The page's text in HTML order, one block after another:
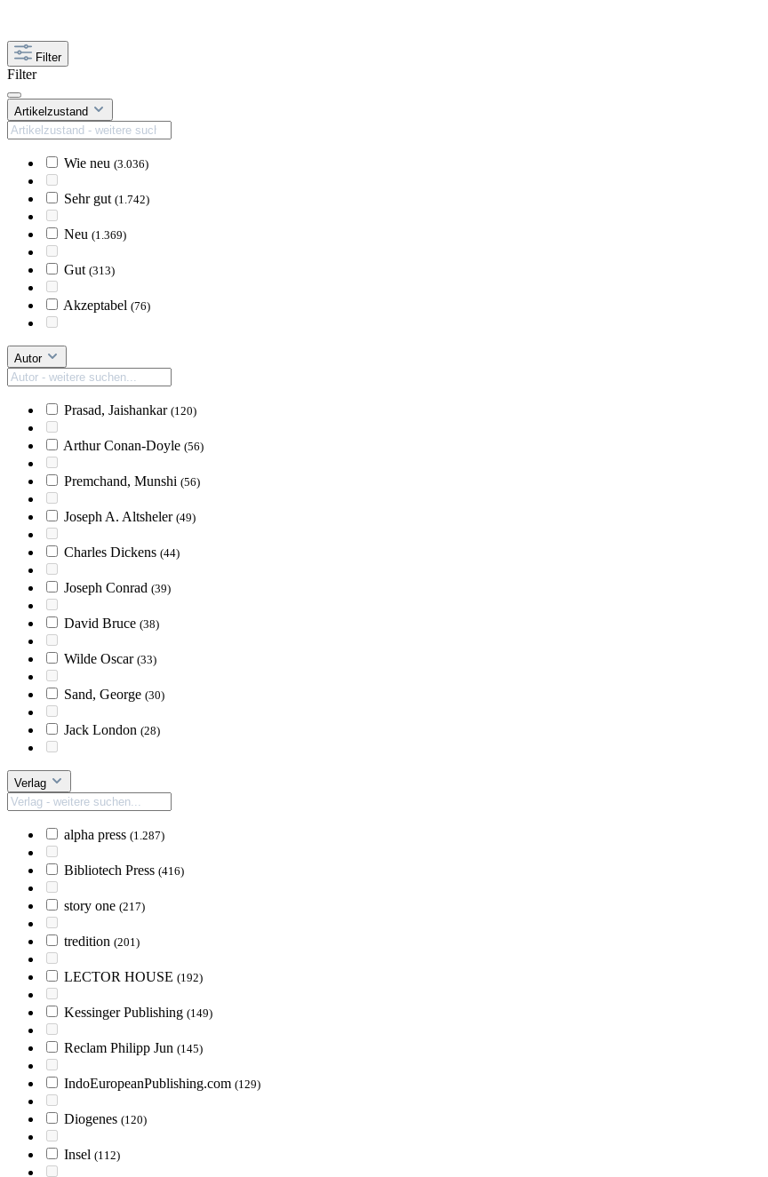
Filter
Filter
Artikelzustand
Wie neu (3.036)
Sehr gut (1.742)
Neu (1.369)
Gut (313)
Akzeptabel (76)
Autor
Prasad, Jaishankar (120)
Arthur Conan-Doyle (56)
Premchand, Munshi (56)
Joseph A. Altsheler (49)
Charles Dickens (44)
Joseph Conrad (39)
David Bruce (38)
Wilde Oscar (33)
Sand, George (30)
Jack London (28)
Verlag
alpha press (1.287)
Bibliotech Press (416)
story one (217)
tredition (201)
LECTOR HOUSE (192)
Kessinger Publishing (149)
Reclam Philipp Jun (145)
IndoEuropeanPublishing.com (129)
Diogenes (120)
Insel (112)